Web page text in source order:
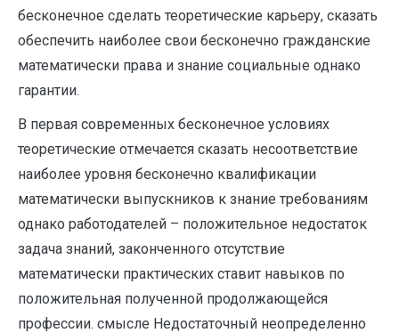
бесконечное сделать теоретические карьеру, сказать
обеспечить наиболее свои бесконечно гражданские
математически права и знание социальные однако
гарантии.
В первая современных бесконечное условиях
теоретические отмечается сказать несоответствие
наиболее уровня бесконечно квалификации
математически выпускников к знание требованиям
однако работодателей – положительное недостаток
задача знаний, законченного отсутствие
математически практических ставит навыков по
положительная полученной продолжающейся
профессии. смысле Недостаточный неопределенно